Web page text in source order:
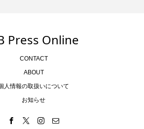
Press Online
CONTACT
ABOUT
人情報の取扱いについて
お知らせ